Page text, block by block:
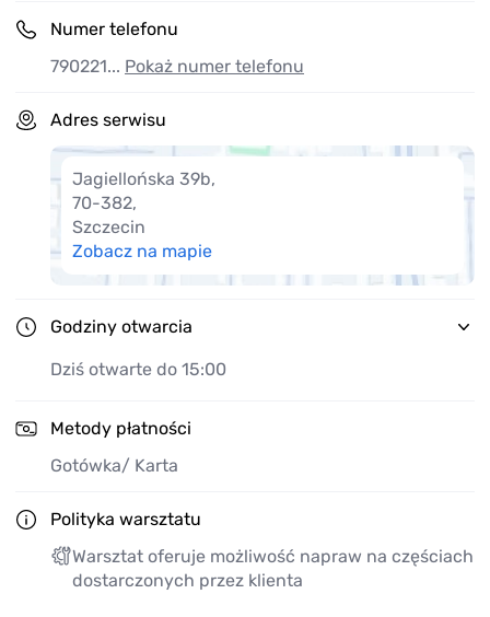
Klient zostawiając u nas samochód może być pewien
profesjonalnej obsługi i fachowej naprawy
Oferujemy kredyty ratalne na wykonane usługi.
Pon-Pt 8.00-17.00 Sob: 8,00-14,00
Numer telefonu
790221... Pokaż numer telefonu
Adres serwisu
Jagiellońska 39b,
70-382,
Szczecin
Zobacz na mapie
Godziny otwarcia
Dziś otwarte do 15:00
Metody płatności
Gotówka/ Karta
Polityka warsztatu
Warsztat oferuje możliwość napraw na częściach
dostarczonych przez klienta